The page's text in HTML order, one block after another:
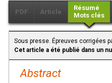
PDF Article
Résumé
Mots clés
Sous presse. Épreuves corrigées
Cet article a été publié dans un
Abstract